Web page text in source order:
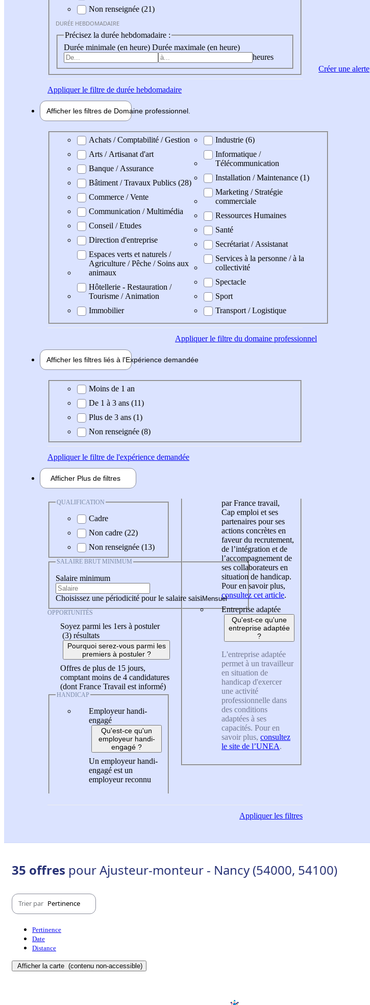
Non renseignée (21)
DURÉE HEBDOMADAIRE
Précisez la durée hebdomadaire :
Durée minimale (en heure) Durée maximale (en heure)
heures
Appliquerle filtre de durée hebdomadaire
Afficher les filtres de Domaine professionnel
Domaine professionel
Achats / Comptabilité / Gestion
Arts / Artisanat d'art
Banque / Assurance
Bâtiment / Travaux Publics (28)
Commerce / Vente
Communication / Multimédia
Conseil / Etudes
Direction d'entreprise
Espaces verts et naturels /
Agriculture / Pêche / Soins aux
animaux
Hôtellerie - Restauration /
Tourisme / Animation
Immobilier
Industrie (6)
Informatique /
Télécommunication
Installation / Maintenance (1)
Marketing / Stratégie
commerciale
Ressources Humaines
Santé
Secrétariat / Assistanat
Services à la personne / à la
collectivité
Spectacle
Sport
Transport / Logistique
Appliquerle filtre du domaine professionnel
Afficher les filtres liés à l'Expérience demandée
Expérience demandée
Moins de 1 an
De 1 à 3 ans (11)
Plus de 3 ans (1)
Non renseignée (8)
Appliquerle filtre de l'expérience demandée
Afficher Plus de filtres
QUALIFICATION
Cadre
Non cadre (22)
Non renseignée (13)
SALAIRE BRUT MINIMUM
Salaire minimum
Choisissez une périodicité pour le salaire saisi
OPPORTUNITÉS
Soyez parmi les 1ers à postuler
(3) résultats
Pourquoi serez-vous parmi les
premiers à postuler ?
Offres de plus de 15 jours,
comptant moins de 4 candidatures
(dont France Travail est informé)
HANDICAP
Employeur handi-
engagé
Qu'est-ce qu'un
employeur handi-
engagé ?
Un employeur handi-
engagé est un
employeur reconnu
par France travail,
Cap emploi et ses
partenaires pour ses
actions concrètes en
faveur du recrutement,
de l’intégration et de
l’accompagnement de
ses collaborateurs en
situation de handicap.
Pour en savoir plus,
consultez cet article.
Entreprise adaptée
Qu'est-ce qu'une
entreprise adaptée
?
L'entreprise adaptée
permet à un travailleur
en situation de
handicap d'exercer
une activité
professionnelle dans
des conditions
adaptées à ses
capacités. Pour en
savoir plus, consultez
le site de l’UNEA.
Appliquerles filtres
Créer une alerte
35 offres pour Ajusteur-monteur - Nancy (54000, 54100)
Trier par Pertinence
Pertinence
Date
Distance
Afficher la carte (contenu non-accessible)